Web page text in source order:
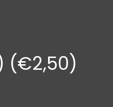
(€2,50)